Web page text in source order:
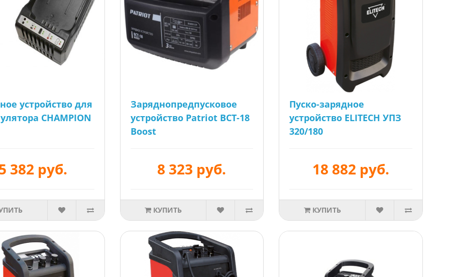
устройство для
CHAMPION
382 руб.
Заряднопредпусковое
устройство Patriot BCT-18
Boost
8 323 руб.
КУПИТЬ
Пуско-зарядное
устройство ELITECH УПЗ
320/180
18 882 руб.
КУПИТЬ